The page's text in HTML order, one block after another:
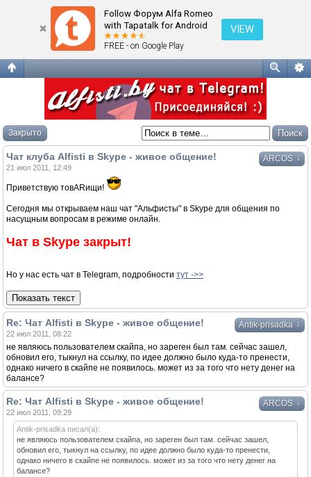
Follow Форум Alfa Romeo
with Tapatalk for Android
FREE - on Google Play
VIEW
Чат клуба Alfisti в Skype - живое общение!
Закрыто
ARCOS ↓
Чат клуба Alfisti в Skype - живое общение!
21 июл 2011, 12:49
Приветствую товARищи!
Сегодня мы открываем наш чат "Альфисты" в Skype для общения по
насущным вопросам в режиме онлайн.
Чат в Skype закрыт!
Но у нас есть чат в Telegram, подробности тут ->>
Показать текст
Antik-prisadka ↓
Re: Чат Alfisti в Skype - живое общение!
22 июл 2011, 08:22
не являюсь пользователем скайпа, но зареген был там. сейчас зашел,
обновил его, тыкнул на ссылку, по идее должно было куда-то пренести,
однако ничего в скайпе не появилось. может из за того что нету денег на
балансе?
ARCOS ↓
Re: Чат Alfisti в Skype - живое общение!
22 июл 2011, 09:29
Antik-prisadka писал(а):
не являюсь пользователем скайпа, но зареген был там. сейчас зашел,
обновил его, тыкнул на ссылку, по идее должно было куда-то пренести,
однако ничего в скайпе не появилось. может из за того что нету денег на
балансе?